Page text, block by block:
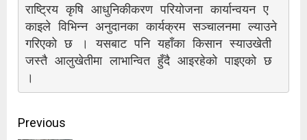
राष्ट्रिय कृषि आधुनिकीकरण परियोजना कार्यान्वयन ए
काइले विभिन्न अनुदानका कार्यक्रम सञ्चालनमा ल्याउने
गरिएको छ । यसबाट पनि यहाँका किसान स्याउखेती
जस्तै आलुखेतीमा लाभान्वित हुँदै आइरहेको पाइएको छ
।
Continue
Previous